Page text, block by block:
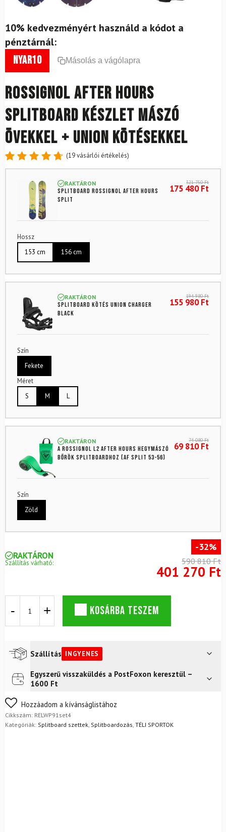
10% kedvezményért használd a kódot a
pénztárnál:
nyar10 Másolás a vágólapra
ROSSIGNOL After Hours
splitboard készlet mászó
övekkel + UNION kötésekkel
Értékelés
5-ből,
19
értékelés
alapján
(19vásárlói értékelés)
RAKTÁRON
Splitboard ROSSIGNOL After Hours
Split
321 750Ft
175 480Ft
Hossz
153 cm
156 cm
RAKTÁRON
Splitboard kötés UNION Charger
Black
194 980Ft
155 980Ft
Szín
Fekete
Méret
S
M L
RAKTÁRON
A Rossignol L2 After Hours hegymászó
bőrök splitboardhoz (AF Split 53-56)
74 080Ft
69 810Ft
Szín
Zöld
RAKTÁRON
Szállítás várható:
-32%
590 810 Ft
401 270 Ft
After
mászó
övekkel
UNION
mennyiség
KOSÁRBA TESZEM
Szállítás INGYENES
Futár a címreIngyenes
FoxPost
Egyszerű visszaküldés a PostFoxon keresztül –
1600 Ft
Nem biztos a választásában? Semmi gond – a terméket
egyszerűen visszaküldheti 14 napon belül, indoklás nélkül.
Mik a visszaküldés feltételei?
Hozzáadom a kívánságlistához
Cikkszám: RELWP91set4
Kategóriák: Splitboard szettek, Splitboardozás, TÉLI SPORTOK